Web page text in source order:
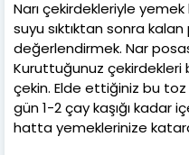
Narı çekirdekleriyle
suyu sıktıktan sonra
değerlendirmek. Nar
Kuruttuğunuz
çekin. Elde ettiğiniz bu
gün 1-2 çay kaşığı kadar
hatta yemeklerinize